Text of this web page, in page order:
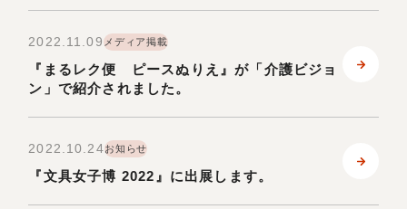
2022.11.09メディア掲載
『まるレク便 ピースぬりえ』が「介護ビジョ
ン」で紹介されました。
2022.10.24お知らせ
『文具女子博 2022』に出展します。